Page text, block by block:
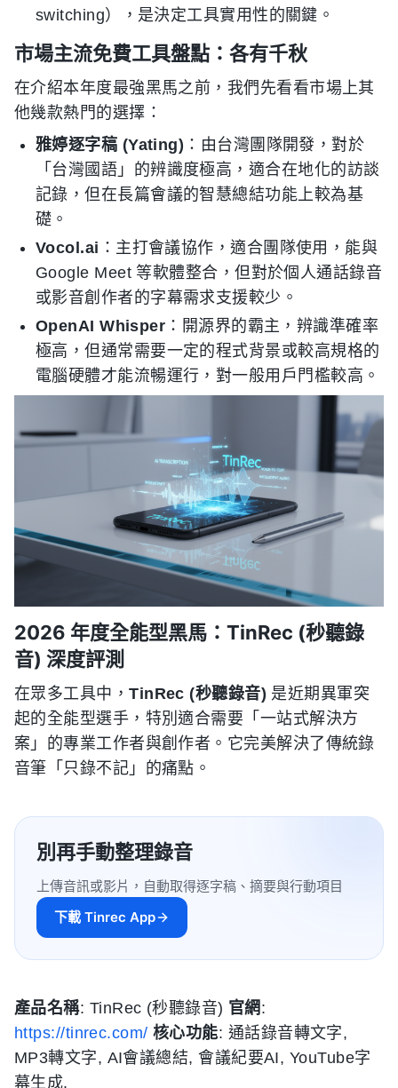
switching），是決定工具實用性的關鍵。
市場主流免費工具盤點：各有千秋
在介紹本年度最強黑馬之前，我們先看看市場上其
他幾款熱門的選擇：
雅婷逐字稿 (Yating) ：由台灣團隊開發，對於
「台灣國語」的辨識度極高，適合在地化的訪談
記錄，但在長篇會議的智慧總結功能上較為基
礎。
Vocol.ai ：主打會議協作，適合團隊使用，能與
Google Meet 等軟體整合，但對於個人通話錄音
或影音創作者的字幕需求支援較少。
OpenAI Whisper ：開源界的霸主，辨識準確率
極高，但通常需要一定的程式背景或較高規格的
電腦硬體才能流暢運行，對一般用戶門檻較高。
2026 年度全能型黑馬：TinRec (秒聽錄
音) 深度評測
在眾多工具中，TinRec (秒聽錄音) 是近期異軍突
起的全能型選手，特別適合需要「一站式解決方
案」的專業工作者與創作者。它完美解決了傳統錄
音筆「只錄不記」的痛點。
別再手動整理錄音
上傳音訊或影片，自動取得逐字稿、摘要與行動項目
下載 Tinrec App
產品名稱: TinRec (秒聽錄音) 官網 :
https://tinrec.com/ 核心功能: 通話錄音轉文字,
MP3轉文字, AI會議總結, 會議紀要AI, YouTube字
幕生成.